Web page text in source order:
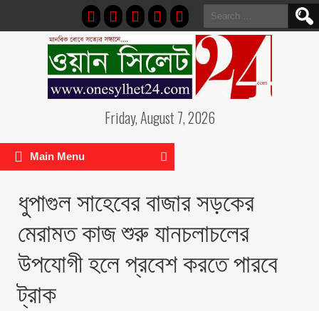
Search
for:
Friday, August 7, 2026
Main Menu
ধুপাগুল সাহেবের বাজার সড়কের
মেরামত কাজ শুরু যানচলাচলের
উপযোগী হলে প্রবেশ করতে পারবে
ট্রাক